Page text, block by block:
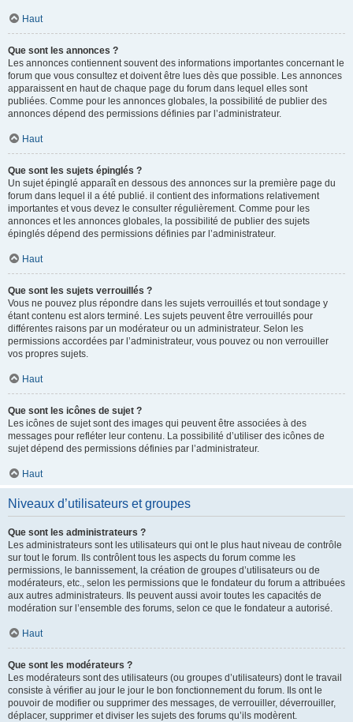
Haut
Que sont les annonces ?
Les annonces contiennent souvent des informations importantes concernant le
forum que vous consultez et doivent être lues dès que possible. Les annonces
apparaissent en haut de chaque page du forum dans lequel elles sont
publiées. Comme pour les annonces globales, la possibilité de publier des
annonces dépend des permissions définies par l’administrateur.
Haut
Que sont les sujets épinglés ?
Un sujet épinglé apparaît en dessous des annonces sur la première page du
forum dans lequel il a été publié. il contient des informations relativement
importantes et vous devez le consulter régulièrement. Comme pour les
annonces et les annonces globales, la possibilité de publier des sujets
épinglés dépend des permissions définies par l’administrateur.
Haut
Que sont les sujets verrouillés ?
Vous ne pouvez plus répondre dans les sujets verrouillés et tout sondage y
étant contenu est alors terminé. Les sujets peuvent être verrouillés pour
différentes raisons par un modérateur ou un administrateur. Selon les
permissions accordées par l’administrateur, vous pouvez ou non verrouiller
vos propres sujets.
Haut
Que sont les icônes de sujet ?
Les icônes de sujet sont des images qui peuvent être associées à des
messages pour refléter leur contenu. La possibilité d’utiliser des icônes de
sujet dépend des permissions définies par l’administrateur.
Haut
Niveaux d’utilisateurs et groupes
Que sont les administrateurs ?
Les administrateurs sont les utilisateurs qui ont le plus haut niveau de contrôle
sur tout le forum. Ils contrôlent tous les aspects du forum comme les
permissions, le bannissement, la création de groupes d’utilisateurs ou de
modérateurs, etc., selon les permissions que le fondateur du forum a attribuées
aux autres administrateurs. Ils peuvent aussi avoir toutes les capacités de
modération sur l’ensemble des forums, selon ce que le fondateur a autorisé.
Haut
Que sont les modérateurs ?
Les modérateurs sont des utilisateurs (ou groupes d’utilisateurs) dont le travail
consiste à vérifier au jour le jour le bon fonctionnement du forum. Ils ont le
pouvoir de modifier ou supprimer des messages, de verrouiller, déverrouiller,
déplacer, supprimer et diviser les sujets des forums qu’ils modèrent.